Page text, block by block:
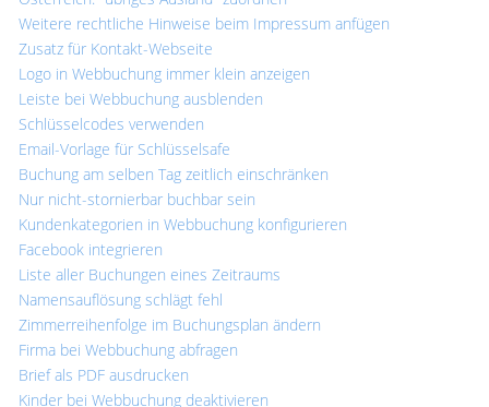
Weitere rechtliche Hinweise beim Impressum anfügen
Zusatz für Kontakt-Webseite
Logo in Webbuchung immer klein anzeigen
Leiste bei Webbuchung ausblenden
Schlüsselcodes verwenden
Email-Vorlage für Schlüsselsafe
Buchung am selben Tag zeitlich einschränken
Nur nicht-stornierbar buchbar sein
Kundenkategorien in Webbuchung konfigurieren
Facebook integrieren
Liste aller Buchungen eines Zeitraums
Namensauflösung schlägt fehl
Zimmerreihenfolge im Buchungsplan ändern
Firma bei Webbuchung abfragen
Brief als PDF ausdrucken
Kinder bei Webbuchung deaktivieren